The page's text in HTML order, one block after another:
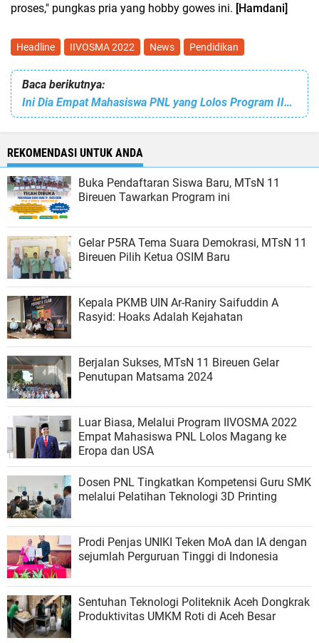
proses," pungkas pria yang hobby gowes ini. [Hamdani]
Headline IIVOSMA 2022 News Pendidikan
Baca berikutnya:
Ini Dia Empat Mahasiswa PNL yang Lolos Program IIVOSMA 2022 ke Eropa dan USA
REKOMENDASI UNTUK ANDA
Buka Pendaftaran Siswa Baru, MTsN 11
Bireuen Tawarkan Program ini
Gelar P5RA Tema Suara Demokrasi, MTsN 11
Bireuen Pilih Ketua OSIM Baru
Kepala PKMB UIN Ar-Raniry Saifuddin A
Rasyid: Hoaks Adalah Kejahatan
Berjalan Sukses, MTsN 11 Bireuen Gelar
Penutupan Matsama 2024
Luar Biasa, Melalui Program IIVOSMA 2022
Empat Mahasiswa PNL Lolos Magang ke
Eropa dan USA
Dosen PNL Tingkatkan Kompetensi Guru SMK
melalui Pelatihan Teknologi 3D Printing
Prodi Penjas UNIKI Teken MoA dan IA dengan
sejumlah Perguruan Tinggi di Indonesia
Sentuhan Teknologi Politeknik Aceh Dongkrak
Produktivitas UMKM Roti di Aceh Besar